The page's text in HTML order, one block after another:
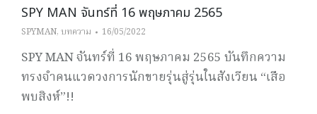
SPY MAN จันทร์ที่ 16 พฤษภาคม 2565
SPYMAN, บทความ 16/05/2022
SPY MAN จันทร์ที่ 16 พฤษภาคม 2565 บันทึกความ
ทรงจำคนแวดวงการนักขายรุ่นสู่รุ่นในสังเวียน “เสือ
พบสิงห์”!!